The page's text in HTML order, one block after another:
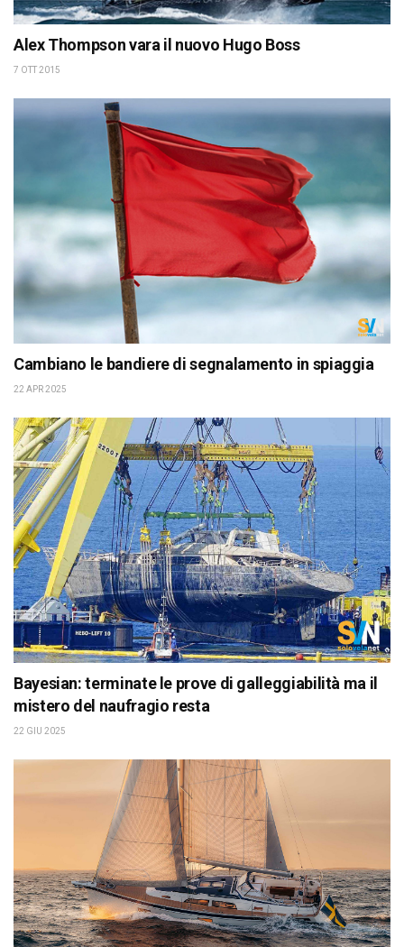
Alex Thompson vara il nuovo Hugo Boss
7 OTT 2015
Cambiano le bandiere di segnalamento in spiaggia
22 APR 2025
Bayesian: terminate le prove di galleggiabilità ma il
mistero del naufragio resta
22 GIU 2025